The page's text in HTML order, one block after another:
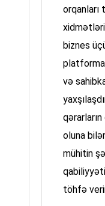
biznes
və
oluna
mühitin
töhfə